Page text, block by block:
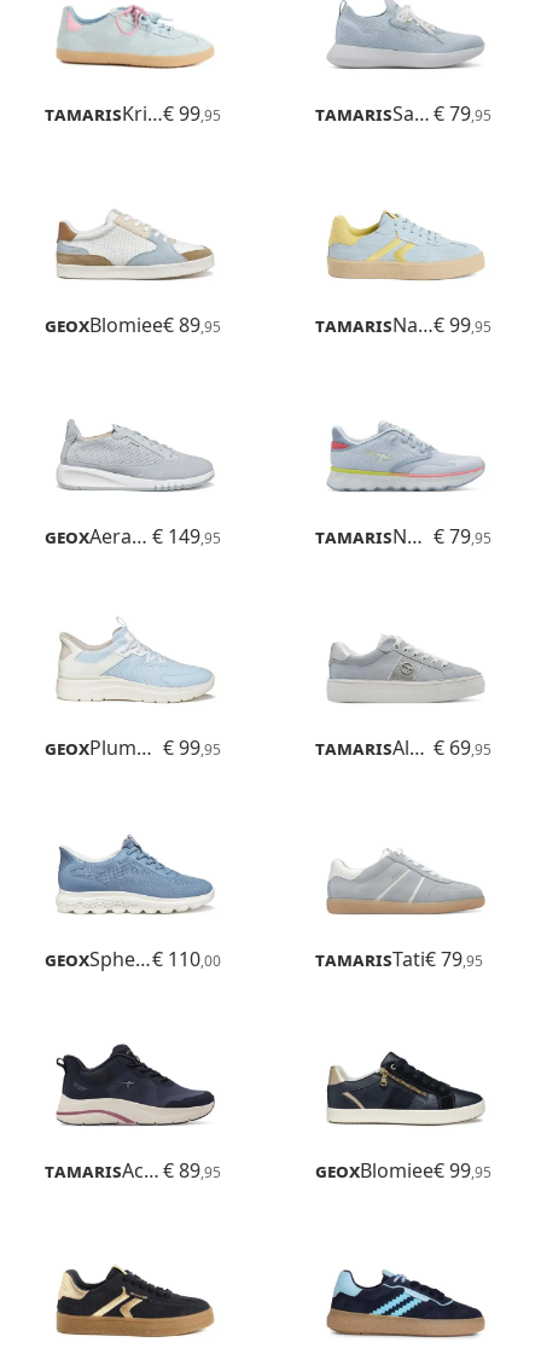
Tamaris Krista€ 99,95 Tamaris Sanya€ 79,95
GeoxBlomiee€ 89,95 Tamaris Nakja€ 99,95
Geox Aerantis € 149,95 Tamaris Nowana € 79,95
Geox Plummery Plus € 99,95 Tamaris Alexia € 69,95
Geox Spherica Plus€ 110,00 TamarisTati€ 79,95
Tamaris Activa€ 89,95 GeoxBlomiee€ 99,95